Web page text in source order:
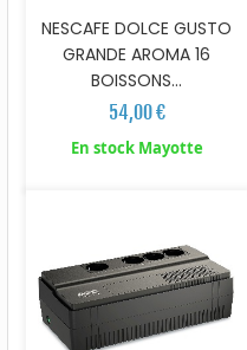
NESCAFE DOLCE GUSTO
GRANDE AROMA 16
BOISSONS...
54,00 €
En stock Mayotte